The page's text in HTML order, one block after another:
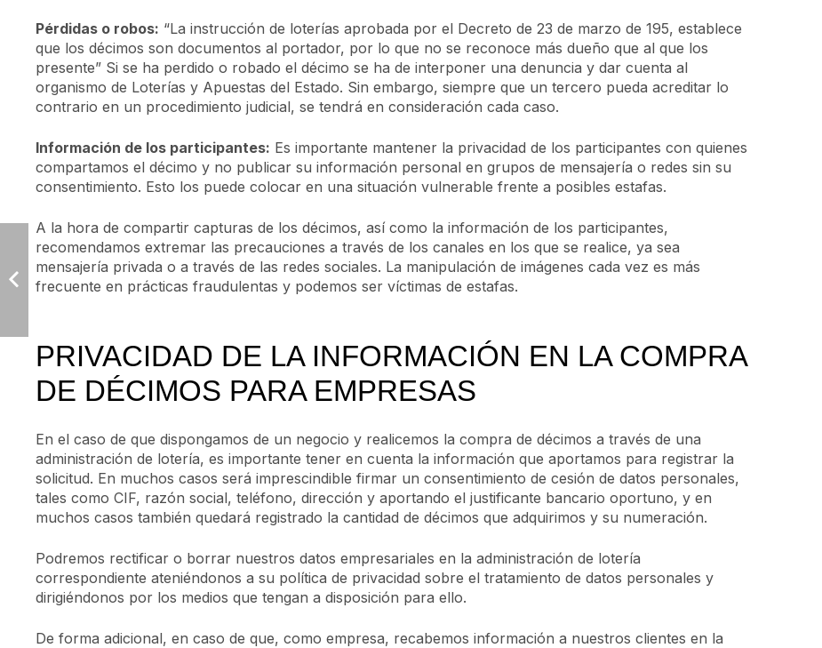
Pérdidas o robos: “La instrucción de loterías aprobada por el Decreto de 23 de marzo de 195, establece
que los décimos son documentos al portador, por lo que no se reconoce más dueño que al que los
presente” Si se ha perdido o robado el décimo se ha de interponer una denuncia y dar cuenta al
organismo de Loterías y Apuestas del Estado. Sin embargo, siempre que un tercero pueda acreditar lo
contrario en un procedimiento judicial, se tendrá en consideración cada caso.
Información de los participantes: Es importante mantener la privacidad de los participantes con quienes
compartamos el décimo y no publicar su información personal en grupos de mensajería o redes sin su
consentimiento. Esto los puede colocar en una situación vulnerable frente a posibles estafas.
A la hora de compartir capturas de los décimos, así como la información de los participantes,
recomendamos extremar las precauciones a través de los canales en los que se realice, ya sea
mensajería privada o a través de las redes sociales. La manipulación de imágenes cada vez es más
frecuente en prácticas fraudulentas y podemos ser víctimas de estafas.
PRIVACIDAD DE LA INFORMACIÓN EN LA COMPRA
DE DÉCIMOS PARA EMPRESAS
En el caso de que dispongamos de un negocio y realicemos la compra de décimos a través de una
administración de lotería, es importante tener en cuenta la información que aportamos para registrar la
solicitud. En muchos casos será imprescindible firmar un consentimiento de cesión de datos personales,
tales como CIF, razón social, teléfono, dirección y aportando el justificante bancario oportuno, y en
muchos casos también quedará registrado la cantidad de décimos que adquirimos y su numeración.
Podremos rectificar o borrar nuestros datos empresariales en la administración de lotería
correspondiente ateniéndonos a su política de privacidad sobre el tratamiento de datos personales y
dirigiéndonos por los medios que tengan a disposición para ello.
De forma adicional, en caso de que, como empresa, recabemos información a nuestros clientes en la